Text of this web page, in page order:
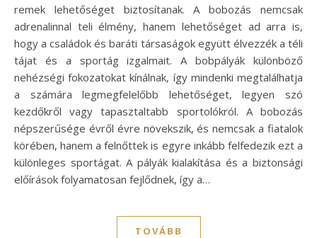
remek lehetőséget biztosítanak. A bobozás nemcsak
adrenalinnal teli élmény, hanem lehetőséget ad arra is,
hogy a családok és baráti társaságok együtt élvezzék a téli
tájat és a sportág izgalmait. A bobpályák különböző
nehézségi fokozatokat kínálnak, így mindenki megtalálhatja
a számára legmegfelelőbb lehetőséget, legyen szó
kezdőkről vagy tapasztaltabb sportolókról. A bobozás
népszerűsége évről évre növekszik, és nemcsak a fiatalok
körében, hanem a felnőttek is egyre inkább felfedezik ezt a
különleges sportágat. A pályák kialakítása és a biztonsági
előírások folyamatosan fejlődnek, így a…
TOVÁBB